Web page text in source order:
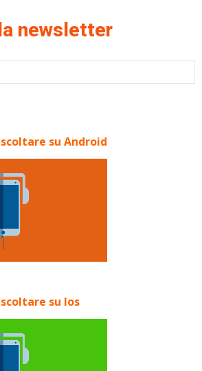
newsletter
su Android
su Ios